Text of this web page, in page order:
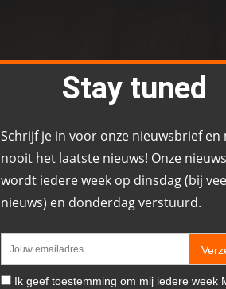
Stay tuned
Schrijf je in voor onze nieuwsbrief en
nooit het laatste nieuws! Onze
wordt iedere week op dinsdag (bij
nieuws) en donderdag verstuurd.
Ik geef toestemming om mij iedere week